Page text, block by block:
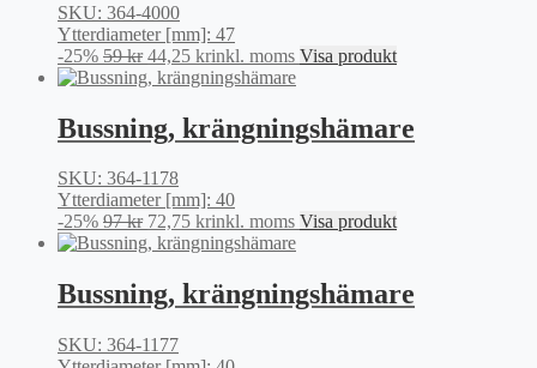
SKU: 364-4000
Ytterdiameter [mm]: 47
-25% 59kr Det
ursprungliga
var:
59 kr.
44,25 krDet
nuvarande
är:
44,25 kr.
inkl. moms Visa produkt
Bussning, krängningshämare
SKU: 364-1178
Ytterdiameter [mm]: 40
-25% 97kr Det
ursprungliga
var:
97 kr.
72,75 krDet
nuvarande
är:
72,75 kr.
inkl. moms Visa produkt
Bussning, krängningshämare
SKU: 364-1177